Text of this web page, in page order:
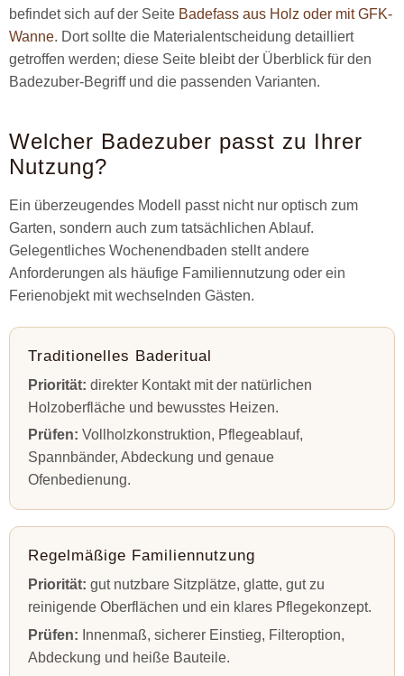
befindet sich auf der Seite Badefass aus Holz oder mit GFK-
Wanne. Dort sollte die Materialentscheidung detailliert
getroffen werden; diese Seite bleibt der Überblick für den
Badezuber-Begriff und die passenden Varianten.
Welcher Badezuber passt zu Ihrer
Nutzung?
Ein überzeugendes Modell passt nicht nur optisch zum
Garten, sondern auch zum tatsächlichen Ablauf.
Gelegentliches Wochenendbaden stellt andere
Anforderungen als häufige Familiennutzung oder ein
Ferienobjekt mit wechselnden Gästen.
Traditionelles Baderitual
Priorität: direkter Kontakt mit der natürlichen
Holzoberfläche und bewusstes Heizen.
Prüfen: Vollholzkonstruktion, Pflegeablauf,
Spannbänder, Abdeckung und genaue
Ofenbedienung.
Regelmäßige Familiennutzung
Priorität: gut nutzbare Sitzplätze, glatte, gut zu
reinigende Oberflächen und ein klares Pflegekonzept.
Prüfen: Innenmaß, sicherer Einstieg, Filteroption,
Abdeckung und heiße Bauteile.